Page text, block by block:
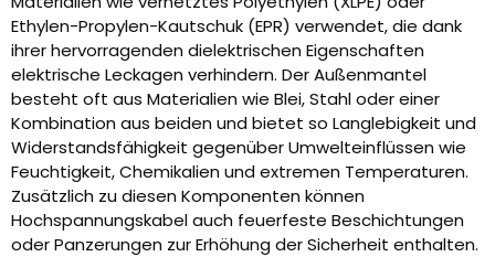
Ethylen-Propylen-Kautschuk (EPR) verwendet, die dank
ihrer hervorragenden dielektrischen Eigenschaften
elektrische Leckagen verhindern. Der Außenmantel
besteht oft aus Materialien wie Blei, Stahl oder einer
Kombination aus beiden und bietet so Langlebigkeit und
Widerstandsfähigkeit gegenüber Umwelteinflüssen wie
Feuchtigkeit, Chemikalien und extremen Temperaturen.
Zusätzlich zu diesen Komponenten können
Hochspannungskabel auch feuerfeste Beschichtungen
oder Panzerungen zur Erhöhung der Sicherheit enthalten.